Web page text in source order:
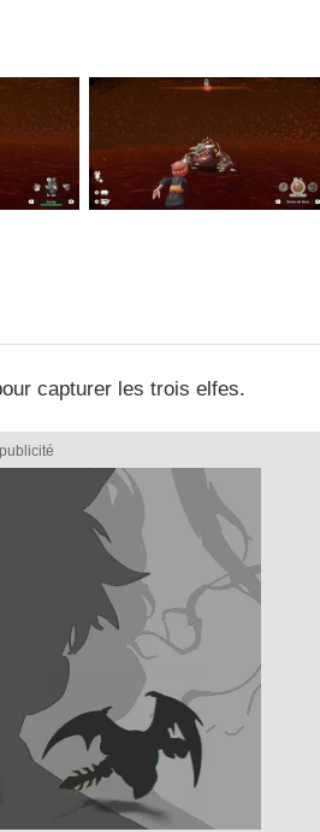
capturer les trois elfes.